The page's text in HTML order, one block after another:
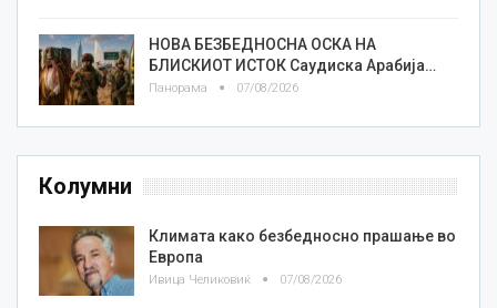
НОВА БЕЗБЕДНОСНА ОСКА НА
БЛИСКИОТ ИСТОК Саудиска Арабија…
Панорама 07/08/2026
Колумни
Климата како безбедносно прашање во
Европа
Ивица Челиковиќ 07/08/2026